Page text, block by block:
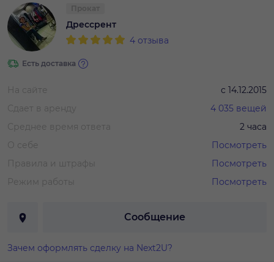
Дрессрент
4 отзыва
Есть доставка
На сайте с 14.12.2015
Сдает в аренду
4 035 вещей
Среднее время ответа
2 часа
О себе
Посмотреть
Правила и штрафы
Посмотреть
Режим работы
Посмотреть
Сообщение
Зачем оформлять сделку на Next2U?